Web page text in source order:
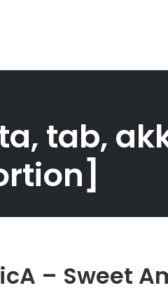
tab,
– Sweet